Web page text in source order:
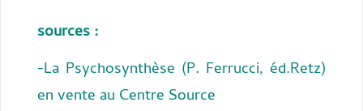
sources :
-La Psychosynthèse (P. Ferrucci, éd.Retz)
en vente au Centre Source